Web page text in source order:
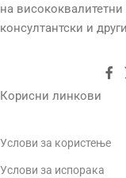
на висококвалитетни
консултантски и
Корисни линкови
Услови за користење
Услови за испорака